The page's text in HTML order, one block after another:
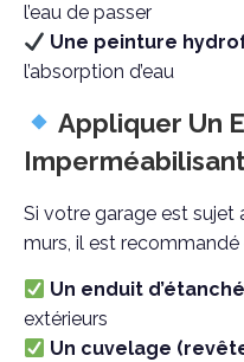
l’eau de passer
Une peinture
l’absorption d’eau
Appliquer Un
Si votre garage est sujet
murs, il est recommandé
Un enduit
extérieurs
Un cuvelage